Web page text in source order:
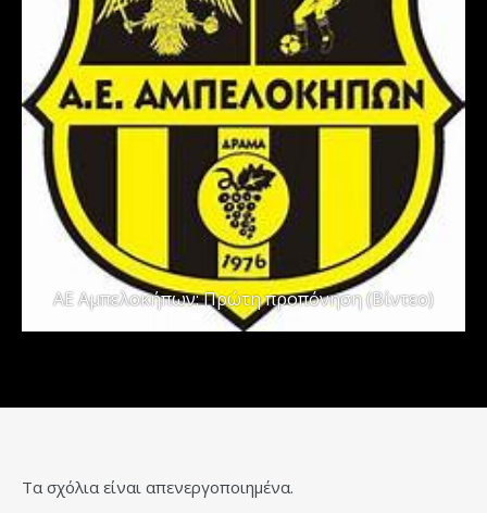
ΑΕ Αμπελοκήπων: Πρώτη προπόνηση (Βίντεο)
Τα σχόλια είναι απενεργοποιημένα.